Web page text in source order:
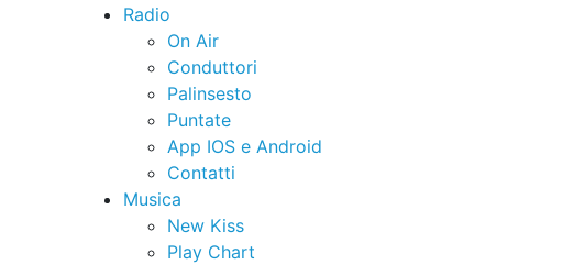
Radio
On Air
Conduttori
Palinsesto
Puntate
App IOS e Android
Contatti
Musica
New Kiss
Play Chart